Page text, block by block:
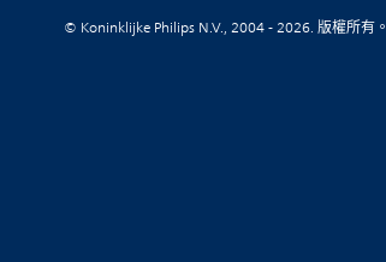
© Koninklijke Philips N.V., 2004 - 2026. 版權所有。